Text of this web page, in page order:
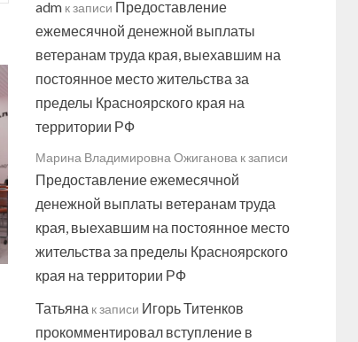
admк записи Предоставление
ежемесячной денежной выплаты
ветеранам труда края, выехавшим на
постоянное место жительства за
пределы Красноярского края на
территории РФ
Марина Владимировна Ожигановак записи
Предоставление ежемесячной
денежной выплаты ветеранам труда
края, выехавшим на постоянное место
жительства за пределы Красноярского
края на территории РФ
Татьянак записи Игорь Титенков
прокомментировал вступление в